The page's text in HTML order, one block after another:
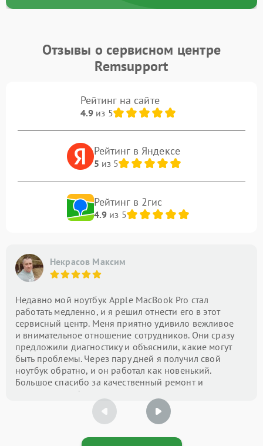
Отзывы о сервисном центре
Remsupport
Рейтинг на сайте
4.9из 5
Рейтинг в Яндексе
5 из 5
Рейтинг в 2гис
4.9из 5
Некрасов Максим
Недавно мой ноутбук Apple MacBook Pro стал
работать медленно, и я решил отнести его в этот
сервисный центр. Меня приятно удивило вежливое
и внимательное отношение сотрудников. Они сразу
предложили диагностику и объяснили, какие могут
быть проблемы. Через пару дней я получил свой
ноутбук обратно, и он работал как новенький.
Большое спасибо за качественный ремонт и
оперативность!